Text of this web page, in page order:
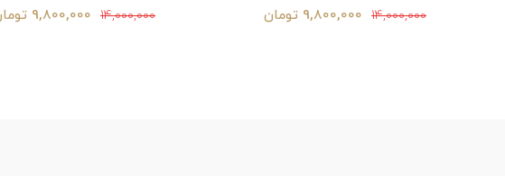
14,000,000 9,800,000 تومان 14,000,000 9,800,000 تومان